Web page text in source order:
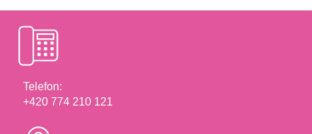
Telefon:
+420 774 210 121